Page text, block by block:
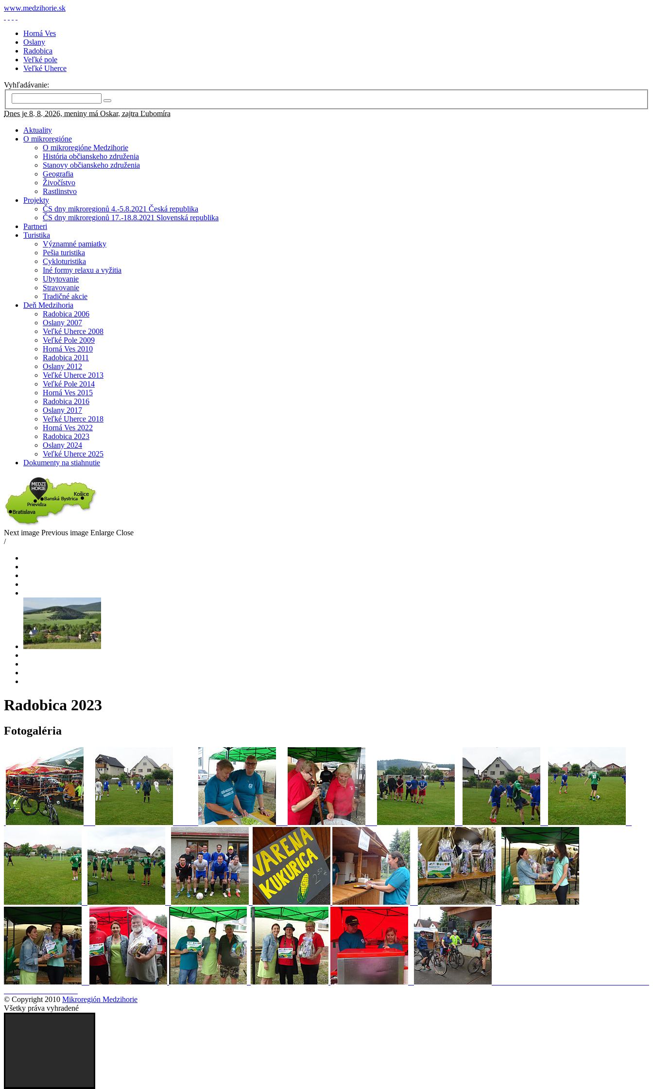
www.medzihorie.sk
Horná Ves
Oslany
Radobica
Veľké pole
Veľké Uherce
Vyhľadávanie:
Dnes je 8. 8. 2026, meniny má Oskar, zajtra Ľubomíra
Aktuality
O mikroregióne
O mikroregióne Medzihorie
História občianskeho združenia
Stanovy občianskeho združenia
Geografia
Živočístvo
Rastlinstvo
Projekty
ČS dny mikroregionů 4.-5.8.2021 Česká republika
ČS dny mikroregionů 17.-18.8.2021 Slovenská republika
Partneri
Turistika
Významné pamiatky
Pešia turistika
Cykloturistika
Iné formy relaxu a vyžitia
Ubytovanie
Stravovanie
Tradičné akcie
Deň Medzihoria
Radobica 2006
Oslany 2007
Veľké Uherce 2008
Veľké Pole 2009
Horná Ves 2010
Radobica 2011
Oslany 2012
Veľké Uherce 2013
Veľké Pole 2014
Horná Ves 2015
Radobica 2016
Oslany 2017
Veľké Uherce 2018
Horná Ves 2022
Radobica 2023
Oslany 2024
Veľké Uherce 2025
Dokumenty na stiahnutie
Next image Previous image Enlarge Close
/
Radobica 2023
Fotogaléria
© Copyright 2010 Mikroregión Medzihorie
Všetky práva vyhradené